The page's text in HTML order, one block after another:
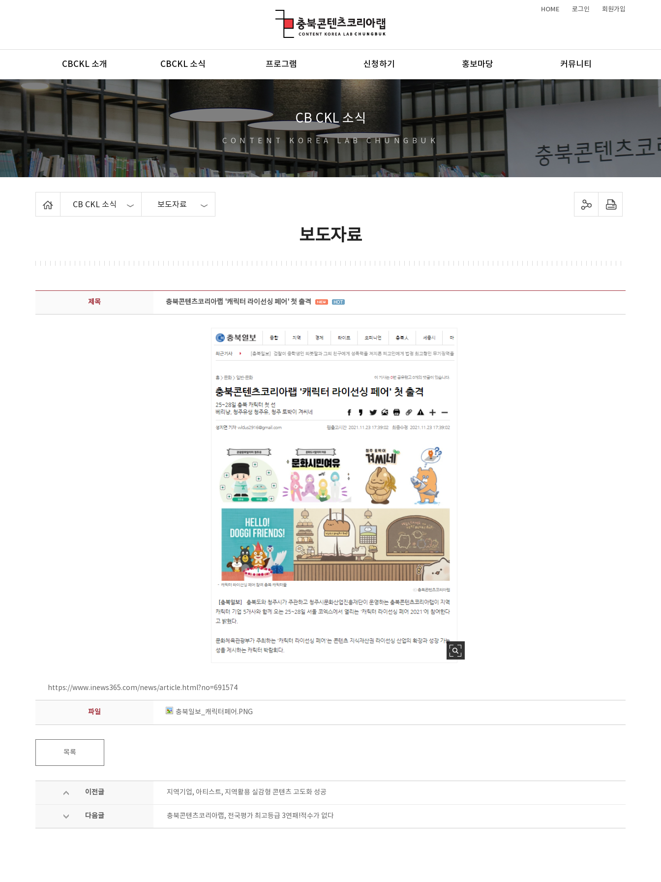
HOME 로그인 회원가입
메뉴
CBCKL 소개 CBCKL 소식 프로그램 신청하기 홍보마당 커뮤니티
CB CKL 소식
CONTENT KOREA LAB CHUNGBUK
CB CKL 소식 보도자료 sns 공유하기 프린트하기
보도자료
보도자료 상세보기 - 제목, 담당부서, 담당자, 담당연락처, 내용, 첨부파일 정보 제공
제목 충북콘텐츠코리아랩 '캐릭터 라이선싱 페어' 첫 출격
https://www.inews365.com/news/article.html?no=691574
파일 충북일보_캐릭터페어.PNG
목록
이전글 지역기업, 아티스트, 지역활용 실감형 콘텐츠 고도화 성공
다음글 충북콘텐츠코리아랩, 전국평가 최고등급 3연패!적수가 없다